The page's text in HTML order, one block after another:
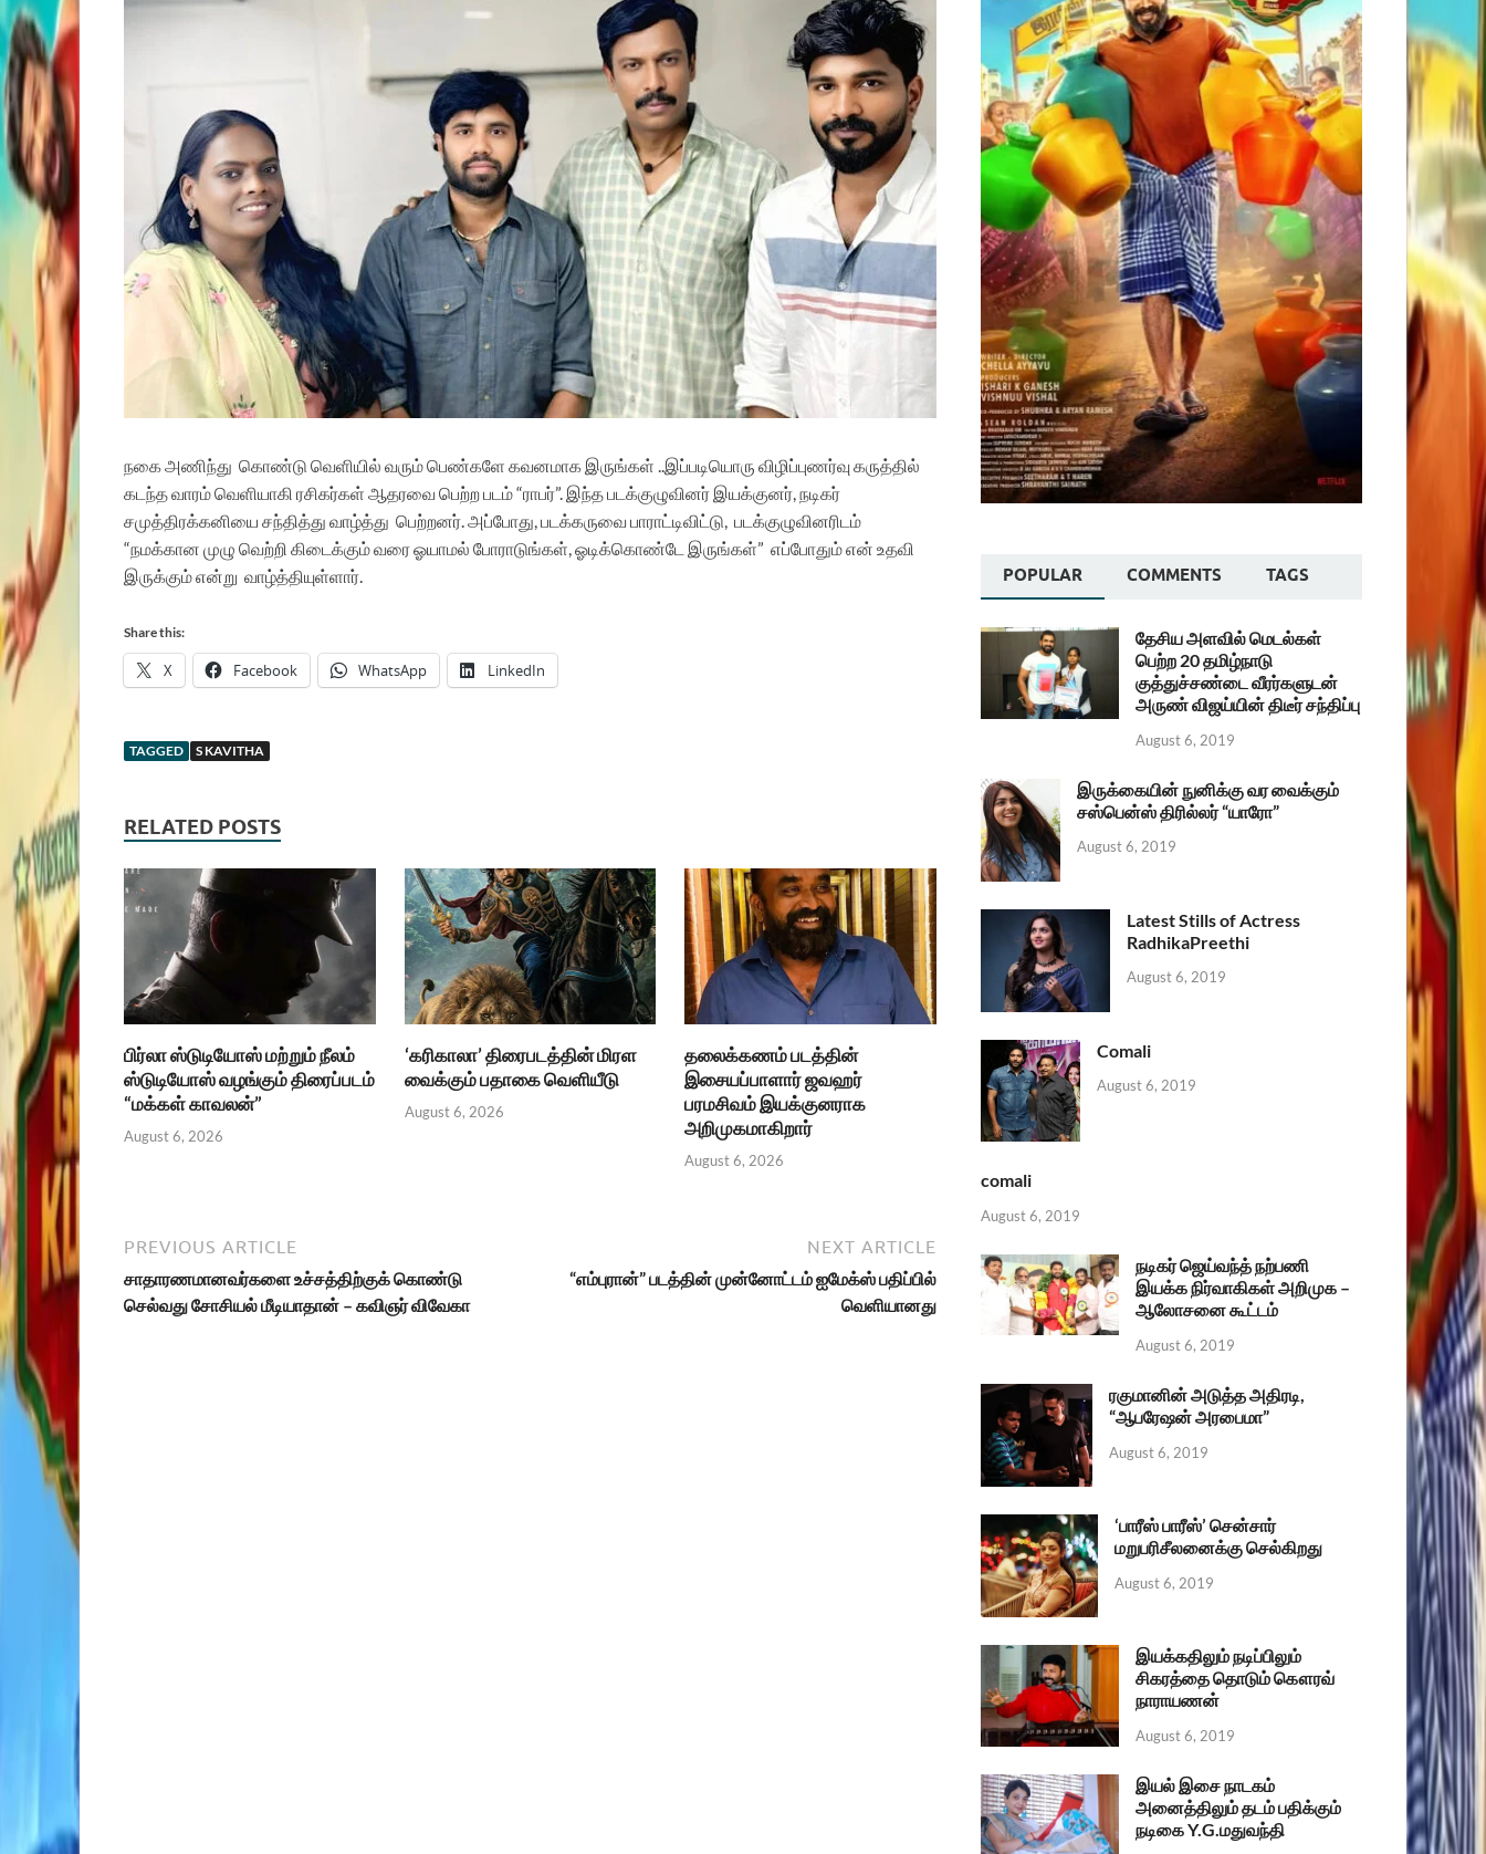
நகை அணிந்து கொண்டு வெளியில் வரும் பெண்களே கவனமாக இருங்கள் ..இப்படியொரு விழிப்புணர்வு கருத்தில்
கடந்த வாரம் வெளியாகி ரசிகர்கள் ஆதரவை பெற்ற படம் “ராபர்”. இந்த படக்குழுவினர் இயக்குனர், நடிகர்
சமுத்திரக்கனியை சந்தித்து வாழ்த்து பெற்றனர்.அப்போது, படக்கருவை பாராட்டிவிட்டு, படக்குழுவினரிடம்
“நமக்கான முழு வெற்றி கிடைக்கும் வரை ஓயாமல் போராடுங்கள், ஓடிக்கொண்டே இருங்கள்” எப்போதும் என் உதவி
இருக்கும் என்று வாழ்த்தியுள்ளார்.
Share this:
X Facebook WhatsApp LinkedIn
TAGGED S KAVITHA
RELATED POSTS
பிர்லா ஸ்டுடியோஸ் மற்றும் நீலம்
ஸ்டுடியோஸ் வழங்கும் திரைப்படம்
“மக்கள் காவலன்”
August 6, 2026
‘கரிகாலா’ திரைபடத்தின் மிரள
வைக்கும் பதாகை வெளியீடு
August 6, 2026
தலைக்கணம் படத்தின்
இசையப்பாளார் ஜவஹர்
பரமசிவம் இயக்குனராக
அறிமுகமாகிறார்
August 6, 2026
PREVIOUS ARTICLE
சாதாரணமானவர்களை உச்சத்திற்குக் கொண்டு
செல்வது சோசியல் மீடியாதான் – கவிஞர் விவேகா
NEXT ARTICLE
“எம்புரான்” படத்தின் முன்னோட்டம் ஐமேக்ஸ் பதிப்பில்
வெளியானது
POPULAR COMMENTS TAGS
தேசிய அளவில் மெடல்கள்
பெற்ற 20 தமிழ்நாடு
குத்துச்சண்டை வீரர்களுடன்
அருண் விஜய்யின் திடீர் சந்திப்பு
August 6, 2019
இருக்கையின் நுனிக்கு வர வைக்கும்
சஸ்பென்ஸ் திரில்லர் “யாரோ”
August 6, 2019
Latest Stills of Actress
RadhikaPreethi
August 6, 2019
Comali
August 6, 2019
comali
August 6, 2019
நடிகர் ஜெய்வந்த் நற்பணி
இயக்க நிர்வாகிகள் அறிமுக –
ஆலோசனை கூட்டம்
August 6, 2019
ரகுமானின் அடுத்த அதிரடி,
“ஆபரேஷன் அரபைமா”
August 6, 2019
‘பாரீஸ் பாரீஸ்’ சென்சார்
மறுபரிசீலனைக்கு செல்கிறது
August 6, 2019
இயக்கதிலும் நடிப்பிலும்
சிகரத்தை தொடும் கௌரவ்
நாராயணன்
August 6, 2019
இயல் இசை நாடகம்
அனைத்திலும் தடம் பதிக்கும்
நடிகை Y.G.மதுவந்தி